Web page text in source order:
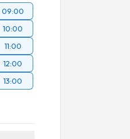
09:00
10:00
11:00
12:00
13:00